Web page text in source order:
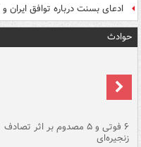
ادعای بسنت درباره توافق ایران و
حوادث
۶ فوتی و ۵ مصدوم بر اثر تصادف
زنجیره‌ای